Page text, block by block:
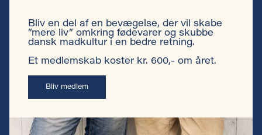
Bliv en del af en bevægelse, der vil skabe
”mere liv” omkring fødevarer og skubbe
dansk madkultur i en bedre retning.
Et medlemskab koster kr. 600,- om året.
Bliv medlem